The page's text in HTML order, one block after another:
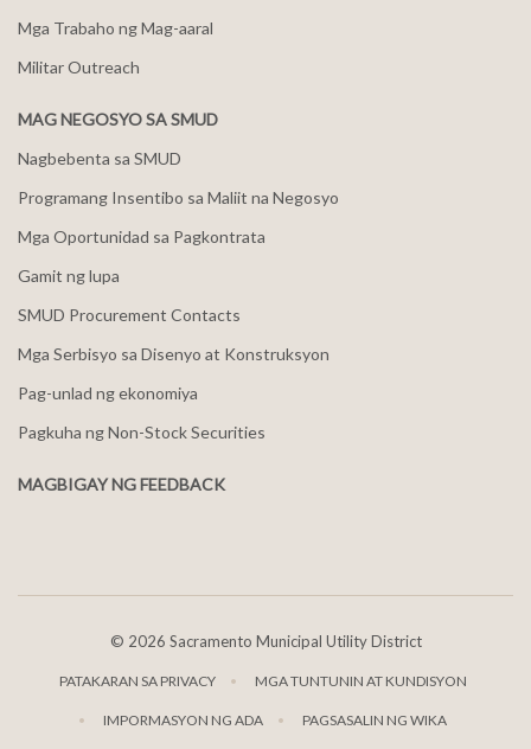
Mga Trabaho ng Mag-aaral
Militar Outreach
MAG NEGOSYO SA SMUD
Nagbebenta sa SMUD
Programang Insentibo sa Maliit na Negosyo
Mga Oportunidad sa Pagkontrata
Gamit ng lupa
SMUD Procurement Contacts
Mga Serbisyo sa Disenyo at Konstruksyon
Pag-unlad ng ekonomiya
Pagkuha ng Non-Stock Securities
MAGBIGAY NG FEEDBACK
© 2026 Sacramento Municipal Utility District
PATAKARAN SA PRIVACY MGA TUNTUNIN AT KUNDISYON
IMPORMASYON NG ADA PAGSASALIN NG WIKA